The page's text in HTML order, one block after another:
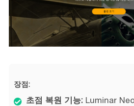
장점:
초점 복원 기능:Luminar